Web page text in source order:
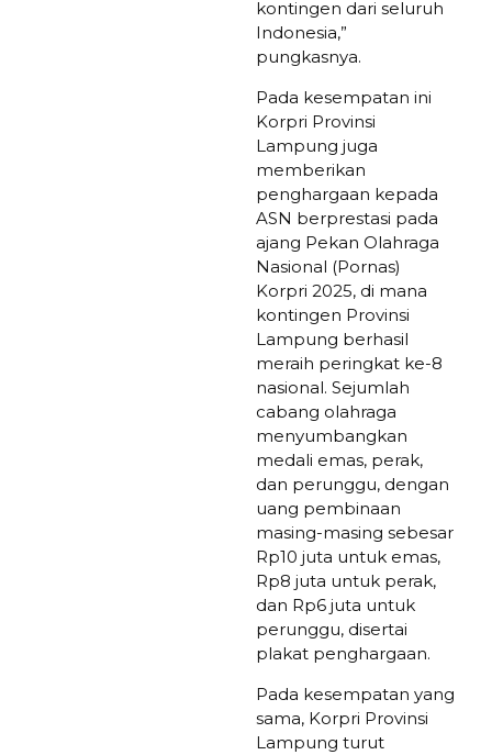
kontingen dari seluruh
Indonesia,”
pungkasnya.
Pada kesempatan ini
Korpri Provinsi
Lampung juga
memberikan
penghargaan kepada
ASN berprestasi pada
ajang Pekan Olahraga
Nasional (Pornas)
Korpri 2025, di mana
kontingen Provinsi
Lampung berhasil
meraih peringkat ke-8
nasional. Sejumlah
cabang olahraga
menyumbangkan
medali emas, perak,
dan perunggu, dengan
uang pembinaan
masing-masing sebesar
Rp10 juta untuk emas,
Rp8 juta untuk perak,
dan Rp6 juta untuk
perunggu, disertai
plakat penghargaan.
Pada kesempatan yang
sama, Korpri Provinsi
Lampung turut